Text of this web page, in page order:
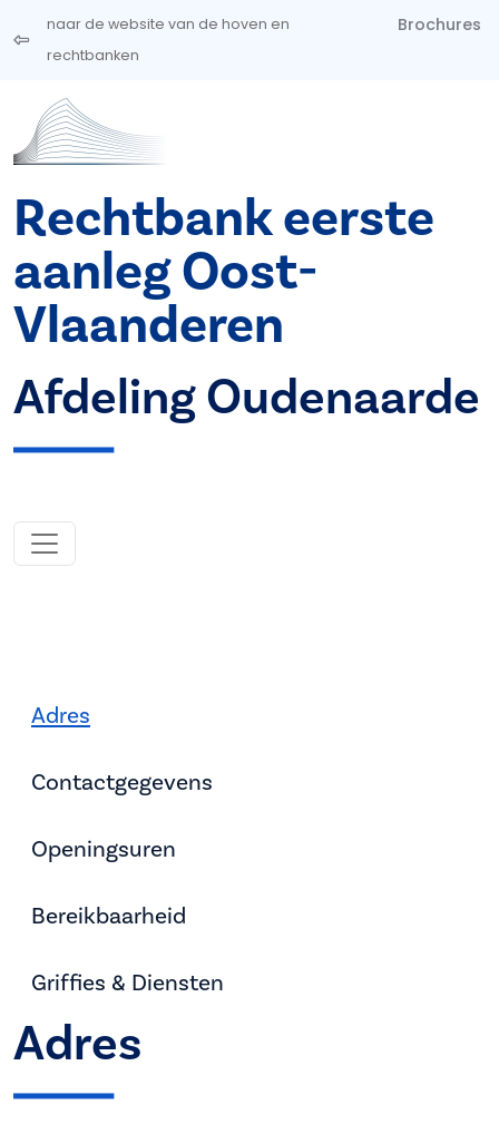
Overslaan en naar de inhoud gaan
naar de website van de hoven en
rechtbanken
Brochures
Rechtbank eerste
aanleg Oost-
Vlaanderen
Afdeling Oudenaarde
Adres
Contactgegevens
Openingsuren
Bereikbaarheid
Griffies & Diensten
Adres